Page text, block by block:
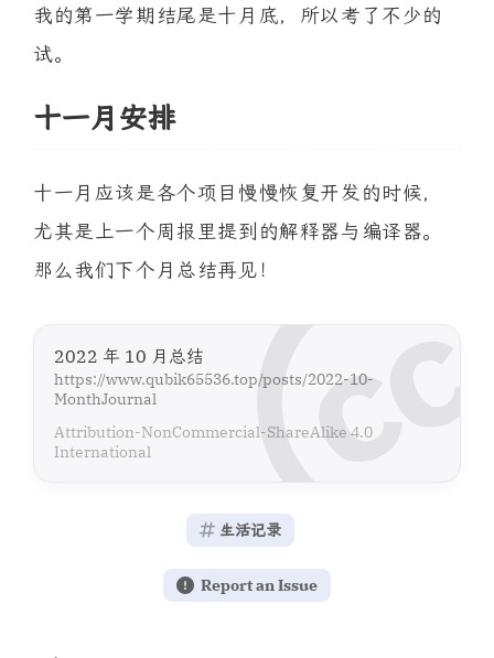
我的第一学期结尾是十月底，所以考了不少的
试。
十一月安排
十一月应该是各个项目慢慢恢复开发的时候，
尤其是上一个周报里提到的解释器与编译器。
那么我们下个月总结再见！
2022 年 10 月总结
https://www.qubik65536.top/posts/2022-10-
MonthJournal
Attribution-NonCommercial-ShareAlike 4.0
International
生活记录
Report an Issue